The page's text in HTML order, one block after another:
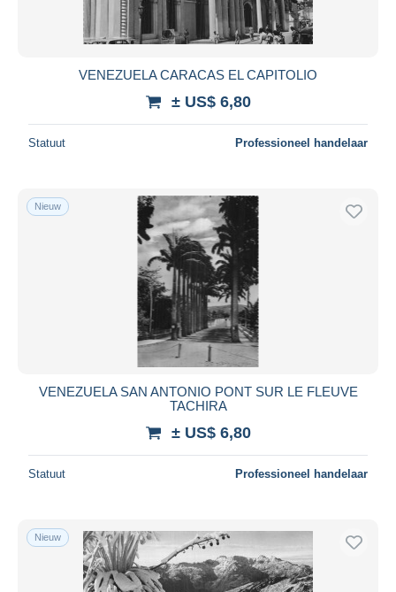
VENEZUELA CARACAS EL CAPITOLIO
± US$ 6,80
Statuut Professioneel handelaar
Nieuw
VENEZUELA SAN ANTONIO PONT SUR LE FLEUVE
TACHIRA
± US$ 6,80
Statuut Professioneel handelaar
Nieuw